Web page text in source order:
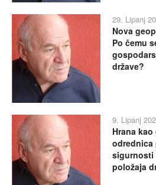
29. Lipanj
Nova
Po čemu
države?
9. Lipanj
Hrana
odrednica
sigurnosti
položaja